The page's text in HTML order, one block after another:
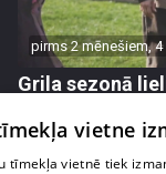
pirms 2 mēnešiem,
Grila sezonā
13. epizodevietne
tīmekļa vietnē tiek